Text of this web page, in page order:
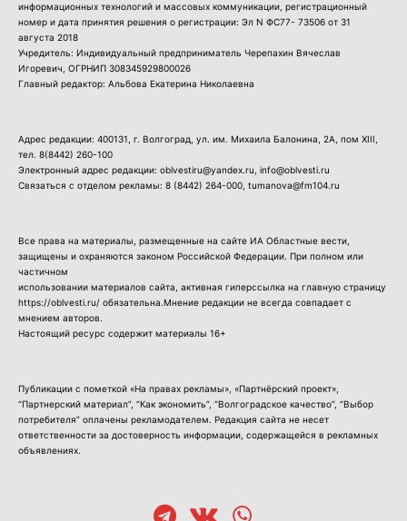
информационных технологий и массовых коммуникации, регистрационный
номер и дата принятия решения о регистрации: Эл N ФС77- 73506 от 31
августа 2018
Учредитель: Индивидуальный предприниматель Черепахин Вячеслав
Игоревич, ОГРНИП 308345929800026
Главный редактор: Альбова Екатерина Николаевна
Адрес редакции: 400131, г. Волгоград, ул. им. Михаила Балонина, 2А, пом XIII,
тел. 8(8442) 260-100
Электронный адрес редакции: oblvestiru@yandex.ru, info@oblvesti.ru
Связаться с отделом рекламы: 8 (8442) 264-000 , tumanova@fm104.ru
Все права на материалы, размещенные на сайте ИА Областные вести,
защищены и охраняются законом Российской Федерации. При полном или
частичном
использовании материалов сайта, активная гиперссылка на главную страницу
https://oblvesti.ru/ обязательна.Мнение редакции не всегда совпадает с
мнением авторов.
Настоящий ресурс содержит материалы 16+
Публикации с пометкой «На правах рекламы», «Партнёрский проект»,
“Партнерский материал”, “Как экономить”, “Волгоградское качество”, “Выбор
потребителя” оплачены рекламодателем. Редакция сайта не несет
ответственности за достоверность информации, содержащейся в рекламных
объявлениях.